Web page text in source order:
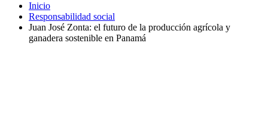
Inicio
Responsabilidad social
Juan José Zonta: el futuro de la producción agrícola y
ganadera sostenible en Panamá